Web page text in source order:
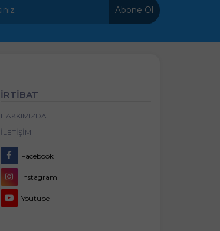
Abone Ol
İRTİBAT
HAKKIMIZDA
İLETIŞIM
Facebook
Instagram
Youtube